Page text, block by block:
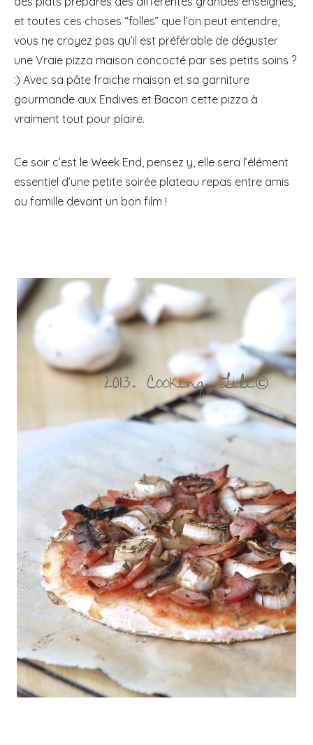
et toutes ces choses “folles” que l’on peut entendre,
vous ne croyez pas qu’il est préférable de déguster
une Vraie pizza maison concocté par ses petits soins ?
:) Avec sa pâte fraiche maison et sa garniture
gourmande aux Endives et Bacon cette pizza à
vraiment tout pour plaire.
Ce soir c’est le Week End, pensez y, elle sera l’élément
essentiel d’une petite soirée plateau repas entre amis
ou famille devant un bon film !